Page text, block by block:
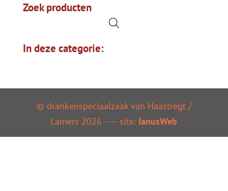
Zoek producten
In deze categorie:
© drankenspeciaalzaak van Haastregt /
Lamers 2026 ---- site: IanusWeb